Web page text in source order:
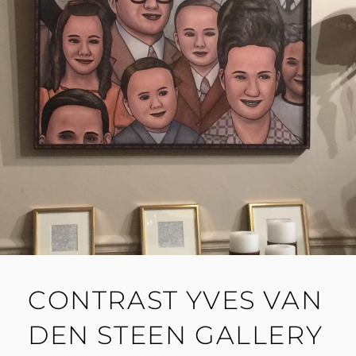
CONTRAST YVES VAN
DEN STEEN GALLERY